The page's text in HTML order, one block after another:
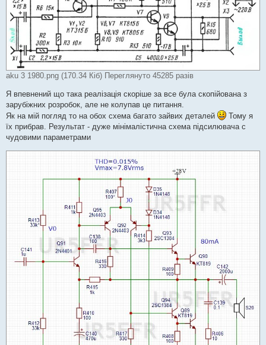
aku 3 1980.png (170.34 Кіб) Переглянуто 45285 разів
Я впевнений що така реалізація скоріше за все була скопійована з
зарубіжних розробок, але не колупав це питання.
Як на мій погляд то на обох схема багато зайвих деталей
Тому я
їх прибрав. Результат - дуже мінімалістична схема підсилювача с
чудовими параметрами